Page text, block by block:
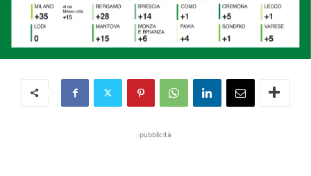
pubblicità